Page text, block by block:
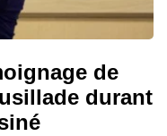
de
durant